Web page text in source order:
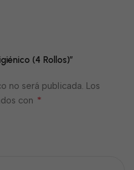
(4 Rollos)”
no será publicada. Los
con *